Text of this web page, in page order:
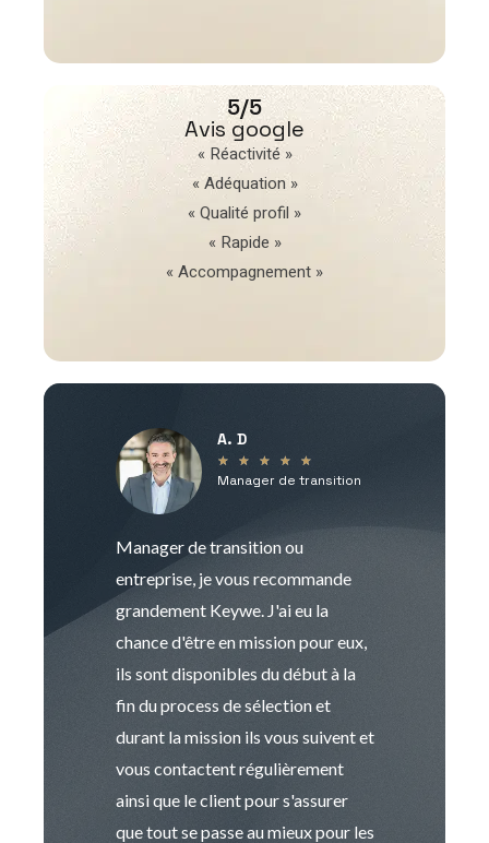
5/5
Avis google
« Réactivité »
« Adéquation »
« Qualité profil »
« Rapide »
« Accompagnement »
A. D
★ ★ ★ ★ ★
Manager de transition
Manager de transition ou
entreprise, je vous recommande
grandement Keywe. J'ai eu la
chance d'être en mission pour eux,
ils sont disponibles du début à la
fin du process de sélection et
durant la mission ils vous suivent et
vous contactent régulièrement
ainsi que le client pour s'assurer
que tout se passe au mieux pour les